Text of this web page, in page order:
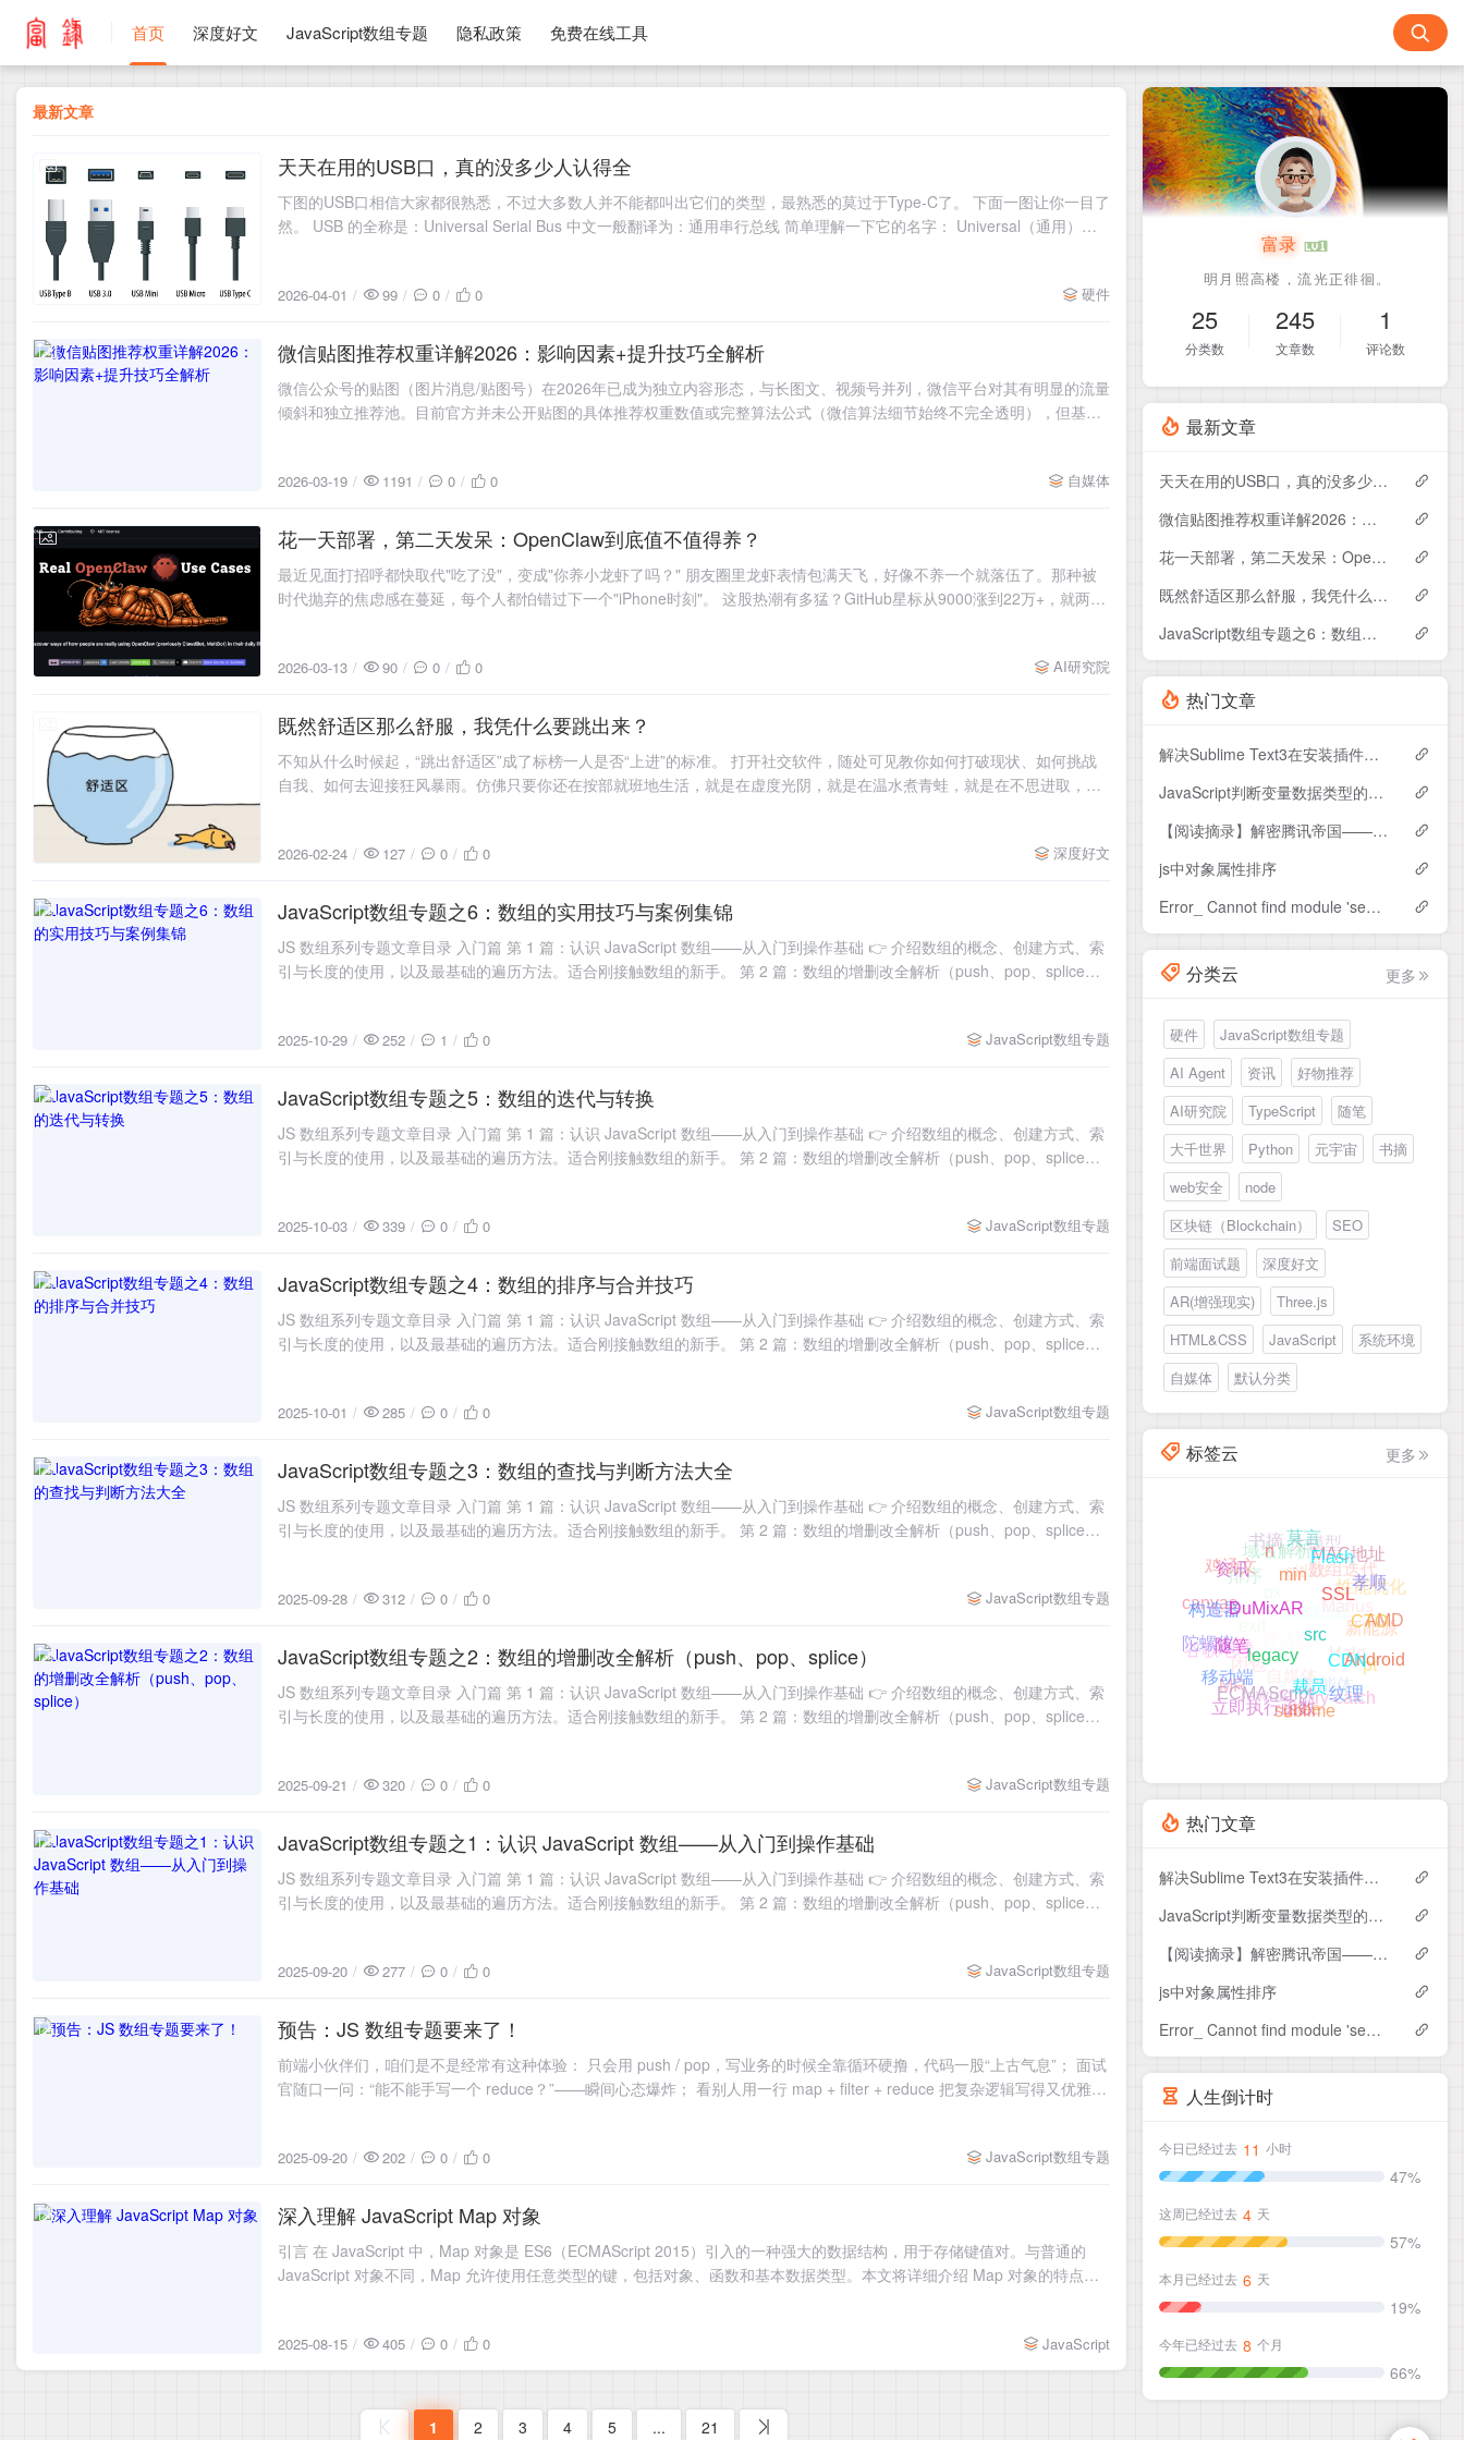
首页 深度好文 JavaScript数组专题 隐私政策 免费在线工具
最新文章
2026-04-01
天天在用的USB口，真的没多少人认得全
下图的USB口相信大家都很熟悉，不过大多数人并不能都叫出它们的类型，最熟悉的莫过于Type-C了。 下面一图让你一目了
然。 USB 的全称是：Universal Serial Bus 中文一般翻译为：通用串行总线 简单理解一下它的名字： Universal（通用）：
2026-04-01 99 0 0 硬件
2026-03-19
微信贴图推荐权重详解2026：影响因素+提升技巧全解析
微信公众号的贴图（图片消息/贴图号）在2026年已成为独立内容形态，与长图文、视频号并列，微信平台对其有明显的流量
倾斜和独立推荐池。目前官方并未公开贴图的具体推荐权重数值或完整算法公式（微信算法细节始终不完全透明），但基于
2026-03-19 1191 0 0 自媒体
2026-03-13
花一天部署，第二天发呆：OpenClaw到底值不值得养？
最近见面打招呼都快取代"吃了没"，变成"你养小龙虾了吗？" 朋友圈里龙虾表情包满天飞，好像不养一个就落伍了。那种被
时代抛弃的焦虑感在蔓延，每个人都怕错过下一个"iPhone时刻"。 这股热潮有多猛？GitHub星标从9000涨到22万+，就两
2026-03-13 90 0 0 AI研究院
2026-02-24
既然舒适区那么舒服，我凭什么要跳出来？
不知从什么时候起，“跳出舒适区”成了标榜一人是否“上进”的标准。 打开社交软件，随处可见教你如何打破现状、如何挑战
自我、如何去迎接狂风暴雨。仿佛只要你还在按部就班地生活，就是在虚度光阴，就是在温水煮青蛙，就是在不思进取，就
2026-02-24 127 0 0 深度好文
2025-10-29
JavaScript数组专题之6：数组的实用技巧与案例集锦
JS 数组系列专题文章目录 入门篇 第 1 篇：认识 JavaScript 数组——从入门到操作基础 👉 介绍数组的概念、创建方式、索
引与长度的使用，以及最基础的遍历方法。适合刚接触数组的新手。 第 2 篇：数组的增删改全解析（push、pop、splice）
2025-10-29 252 1 0 JavaScript数组专题
2025-10-03
JavaScript数组专题之5：数组的迭代与转换
JS 数组系列专题文章目录 入门篇 第 1 篇：认识 JavaScript 数组——从入门到操作基础 👉 介绍数组的概念、创建方式、索
引与长度的使用，以及最基础的遍历方法。适合刚接触数组的新手。 第 2 篇：数组的增删改全解析（push、pop、splice）
2025-10-03 339 0 0 JavaScript数组专题
2025-10-01
JavaScript数组专题之4：数组的排序与合并技巧
JS 数组系列专题文章目录 入门篇 第 1 篇：认识 JavaScript 数组——从入门到操作基础 👉 介绍数组的概念、创建方式、索
引与长度的使用，以及最基础的遍历方法。适合刚接触数组的新手。 第 2 篇：数组的增删改全解析（push、pop、splice）
2025-10-01 285 0 0 JavaScript数组专题
2025-09-28
JavaScript数组专题之3：数组的查找与判断方法大全
JS 数组系列专题文章目录 入门篇 第 1 篇：认识 JavaScript 数组——从入门到操作基础 👉 介绍数组的概念、创建方式、索
引与长度的使用，以及最基础的遍历方法。适合刚接触数组的新手。 第 2 篇：数组的增删改全解析（push、pop、splice）
2025-09-28 312 0 0 JavaScript数组专题
2025-09-21
JavaScript数组专题之2：数组的增删改全解析（push、pop、splice）
JS 数组系列专题文章目录 入门篇 第 1 篇：认识 JavaScript 数组——从入门到操作基础 👉 介绍数组的概念、创建方式、索
引与长度的使用，以及最基础的遍历方法。适合刚接触数组的新手。 第 2 篇：数组的增删改全解析（push、pop、splice）
2025-09-21 320 0 0 JavaScript数组专题
2025-09-20
JavaScript数组专题之1：认识 JavaScript 数组——从入门到操作基础
JS 数组系列专题文章目录 入门篇 第 1 篇：认识 JavaScript 数组——从入门到操作基础 👉 介绍数组的概念、创建方式、索
引与长度的使用，以及最基础的遍历方法。适合刚接触数组的新手。 第 2 篇：数组的增删改全解析（push、pop、splice）
2025-09-20 277 0 0 JavaScript数组专题
2025-09-20
预告：JS 数组专题要来了！
前端小伙伴们，咱们是不是经常有这种体验： 只会用 push / pop，写业务的时候全靠循环硬撸，代码一股“上古气息”； 面试
官随口一问：“能不能手写一个 reduce？”——瞬间心态爆炸； 看别人用一行 map + filter + reduce 把复杂逻辑写得又优雅又
2025-09-20 202 0 0 JavaScript数组专题
2025-08-15
深入理解 JavaScript Map 对象
引言 在 JavaScript 中，Map 对象是 ES6（ECMAScript 2015）引入的一种强大的数据结构，用于存储键值对。与普通的
JavaScript 对象不同，Map 允许使用任意类型的键，包括对象、函数和基本数据类型。本文将详细介绍 Map 对象的特点、
2025-08-15 405 0 0 JavaScript
1 2 3 4 5 ... 21
富录
25
分类数
245
文章数
1
评论数
最新文章
天天在用的USB口，真的没多少人认得全
微信贴图推荐权重详解2026：影响因素+提升技巧全解析
花一天部署，第二天发呆：OpenClaw到底值不值得养？
既然舒适区那么舒服，我凭什么要跳出来？
JavaScript数组专题之6：数组的实用技巧与案例集锦
热门文章
解决Sublime Text3在安装插件运行Install Package时提示“There are no packages available for installation”问题的解决方案
JavaScript判断变量数据类型的方法
【阅读摘录】解密腾讯帝国——腾讯产品法(一)
js中对象属性排序
Error_ Cannot find module 'semver'的解决方法
分类云 更多
硬件
JavaScript数组专题
AI Agent
资讯
好物推荐
AI研究院
TypeScript
随笔
大千世界
Python 元宇宙
书摘
web安全
node
区块链（Blockchain）
SEO
前端面试题
深度好文
AR(增强现实)
Three.js
HTML&CSS
JavaScript
系统环境
自媒体
默认分类
标签云 更多
Halo
智能体
自媒体
微信贴图Manus
新能源
pt
try-catch
gitee
rewrite
闭包
exif
px
gitlab数组迭代
性能优化
AMD
Android
纹理
sublime
立即执行函数
MR
谷歌地球
rem
排序
域名解析大模型
MAC地址
孝顺
CTO
CDN
裁员
ECMAScript
移动端
陀螺仪
canvas
鸡汤文
书摘 莫言
Flash
SSL
src
legacy
随笔
构造器
资讯
n
min
DuMixAR
热门文章
解决Sublime Text3在安装插件运行Install Package时提示“There are no packages available for installation”问题的解决方案
JavaScript判断变量数据类型的方法
【阅读摘录】解密腾讯帝国——腾讯产品法(一)
js中对象属性排序
Error_ Cannot find module 'semver'的解决方法
人生倒计时
今日已经过去 11 小时
47%
这周已经过去 4 天
57%
本月已经过去 6 天
19%
今年已经过去 8 个月
66%